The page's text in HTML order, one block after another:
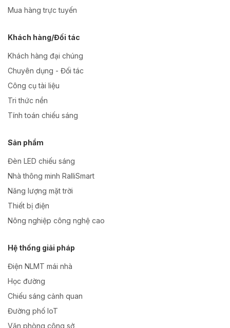
Mua hàng trực tuyến
Khách hàng/Đối tác
Khách hàng đại chúng
Chuyên dụng - Đối tác
Công cụ tài liệu
Tri thức nền
Tính toán chiếu sáng
Sản phẩm
Đèn LED chiếu sáng
Nhà thông minh RalliSmart
Năng lượng mặt trời
Thiết bị điện
Nông nghiệp công nghệ cao
Hệ thống giải pháp
Điện NLMT mái nhà
Học đường
Chiếu sáng cảnh quan
Đường phố IoT
Văn phòng công sở